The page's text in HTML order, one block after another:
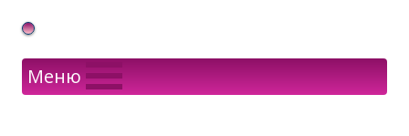
Gif Открытки в подарок
Меню